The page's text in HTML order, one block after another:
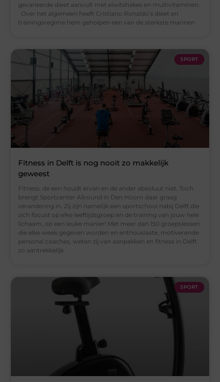
gevarieerde dieet aanvult met eiwitshakes en multivitaminen.
Over het algemeen heeft Cristiano Ronaldo’s dieet en
trainingsregime hem geholpen een van de sterkste mannen
SPORT
Fitness in Delft is nog nooit zo makkelijk
geweest
Fitness: de een houdt ervan en de ander absoluut niet. Toch
brengt Sportcenter Allround in Den Hoorn daar graag
verandering in. Zij zijn namelijk een sportschool nabij Delft die
zich focust op elke leeftijdsgroep en de training van jouw hele
lichaam, op een leuke manier! Met meer dan 150 groepslessen
die elke week gegeven worden en enthousiaste, motiverende
personal coaches, weten zij van aanpakken en fitness in Delft
zo aantrekkelijk
SPORT